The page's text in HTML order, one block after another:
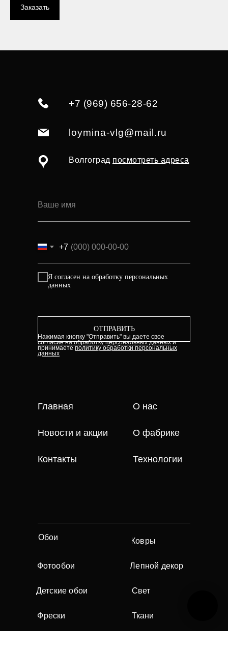
Заказать
Волгоград посмотреть адреса
loymina-vlg@mail.ru
+7 (969) 656-28-62
+7
Я согласен на обработку персональных
данных
ОТПРАВИТЬ
Главная
Новости и акции
Контакты
Нажимая кнопку "Отправить" вы даете свое
согласие на обработку персональных данныхи
принимаете политику обработки персональных
данных
Технологии
О нас
О фабрике
Обои
Фотообои
Детские обои
Фрески
Ковры
Лепной декор
Свет
Ткани